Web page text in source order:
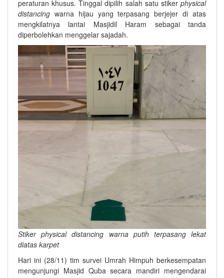
peraturan khusus. Tinggal dipilih salah satu stiker physical
distancing warna hijau yang terpasang berjejer di atas
mengkilatnya lantai Masjidil Haram sebagai tanda
diperbolehkan menggelar sajadah.
Stiker physical distancing warna putih terpasang lekat
diatas karpet
Hari ini (28/11) tim survei Umrah Himpuh berkesempatan
mengunjungi Masjid Quba secara mandiri mengendarai